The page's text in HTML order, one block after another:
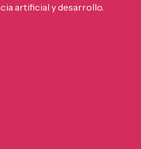
artificial y desarrollo.